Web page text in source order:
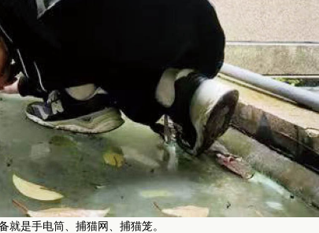
就是手电筒、捕猫网、捕猫笼。